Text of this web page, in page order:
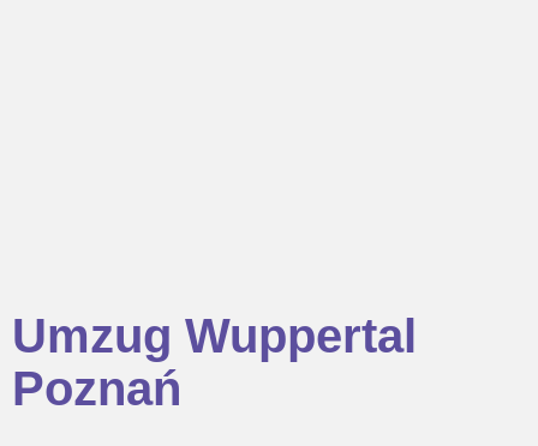
Umzug Wuppertal
Poznań